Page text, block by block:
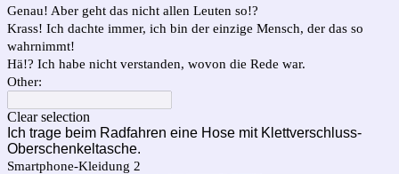
Genau! Aber geht das nicht allen Leuten so!?
Krass! Ich dachte immer, ich bin der einzige Mensch, der das so
wahrnimmt!
Hä!? Ich habe nicht verstanden, wovon die Rede war.
Other:
Clear selection
Ich trage beim Radfahren eine Hose mit Klettverschluss-
Oberschenkeltasche.
Smartphone-Kleidung 2